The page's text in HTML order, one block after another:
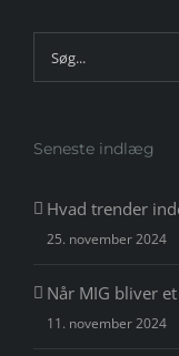
Søg
efter:
Seneste indlæg
Hvad trender
25. november 2024
Når MIG bliver et
11. november 2024